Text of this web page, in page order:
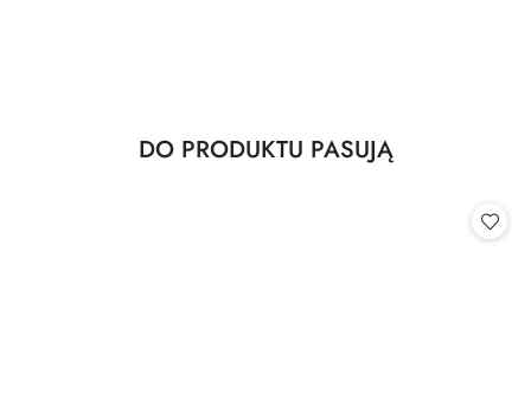
Pomiń karuzelę produktów
Produkty
DO PRODUKTU PASUJĄ